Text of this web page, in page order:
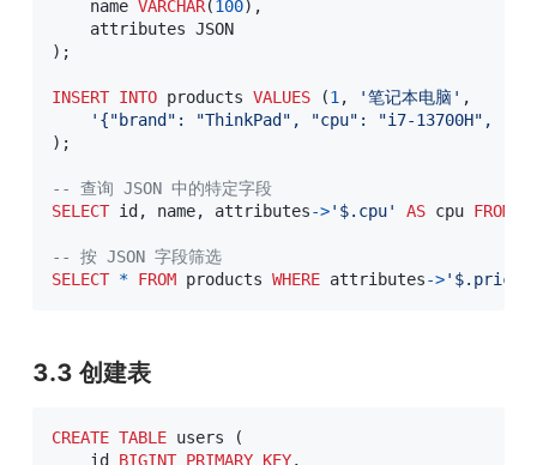
    name
VARCHAR(100) ,
) ;
INSERT INTO products VALUES (1, '笔记本电脑' ,
'{"brand": "ThinkPad", "cpu": "i7-13700H",
) ;
-- 查询 JSON 中的特定字段
SELECT id , name, attributes->'$.cpu' AS cpu FROM
-- 按 JSON 字段筛选
SELECT * FROM products WHERE attributes->'$.price'
3.3 创建表
CREATE TABLE users
(
    id
BIGINT PRIMARY KEY,